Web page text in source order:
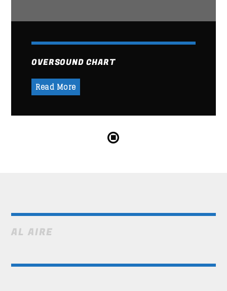
CHART
SATURDAY NIGHT CHART
1
2 DISCO BEATS
Lenny Jackson
OVERSOUND CHART
Read More
AL AIRE